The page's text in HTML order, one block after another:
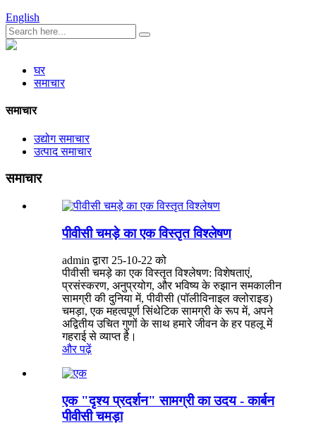
English
घर
समाचार
समाचार
उद्योग समाचार
उत्पाद समाचार
समाचार
पीवीसी चमड़े का एक विस्तृत विश्लेषण
admin द्वारा 25-10-22 को
पीवीसी चमड़े का एक विस्तृत विश्लेषण: विशेषताएं,
प्रसंस्करण, अनुप्रयोग, और भविष्य के रुझान समकालीन
सामग्री की दुनिया में, पीवीसी (पॉलीविनाइल क्लोराइड)
चमड़ा, एक महत्वपूर्ण सिंथेटिक सामग्री के रूप में, अपने
अद्वितीय उचित गुणों के साथ हमारे जीवन के हर पहलू में
गहराई से व्याप्त है।
और पढ़ें
एक "दृश्य प्रदर्शन" सामग्री का उदय - कार्बन
पीवीसी चमड़ा